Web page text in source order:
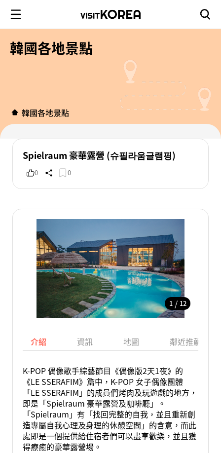
韓國各地景點
韓國各地景點
Spielraum 豪華露營 (슈필라움글램핑)
0 0
1 / 12
介紹 資訊 地圖 鄰近推薦景點
K-POP 偶像歌手綜藝節目《偶像版2天1夜》的
《LE SSERAFIM》篇中，K-POP 女子偶像團體
「LE SSERAFIM」的成員們烤肉及玩遊戲的地方，
即是「Spielraum 豪華露營及咖啡廳」。
「Spielraum」有「找回完整的自我，並且重新創
造專屬自我心理及身理的休憩空間」的含意，而此
處即是一個提供給住宿者們可以盡享歡樂，並且獲
得療癒的豪華露營場。